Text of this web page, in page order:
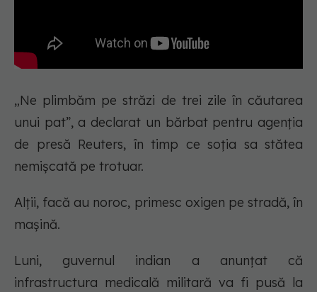
„Ne plimbăm pe străzi de trei zile în căutarea
unui pat”, a declarat un bărbat pentru agenția
de presă Reuters, în timp ce soția sa stătea
nemișcată pe trotuar.
Alții, facă au noroc, primesc oxigen pe stradă, în
mașină.
Luni, guvernul indian a anunțat că
infrastructura medicală militară va fi pusă la